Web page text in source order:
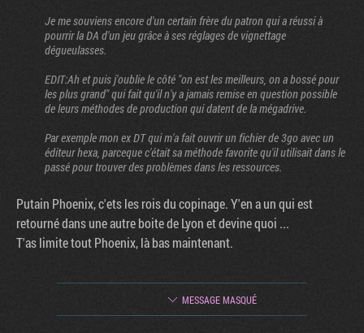
Je me souviens encore d'un certain frère du patron qui a réussi à
pourrir la DA d'un jeu grâce à ses réglages de vignettage
dégueulasses.
EDIT:Ah et puis j'oublie le côté "on est les meilleurs, on a bossé pour
les plus grand" qui fait qu'il n'y a jamais remise en question possible
de leurs méthodes de production qui datent de la mégadrive.
Par exemple mon ex DT qui m'a fait ouvrir un fichier de 3go avec un
éditeur hexa, parceque c'était sa méthode favorite qu'il utilisait dans le
passé pour trouver des problèmes dans les ressources.
Putain Phoenix, c'ets les rois du copinage. Y'en a un qui est
retourné dans une autre boite de Lyon et devine quoi ...
T'as limite tout Phoenix, là bas maintenant.
MESSAGE MASQUÉ